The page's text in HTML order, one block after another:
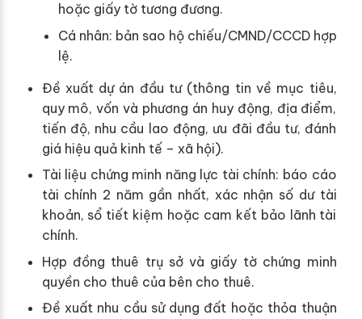
hoặc giấy tờ tương đương.
Cá nhân: bản sao hộ chiếu/CMND/CCCD hợp
lệ.
Đề xuất dự án đầu tư (thông tin về mục tiêu,
quy mô, vốn và phương án huy động, địa điểm,
tiến độ, nhu cầu lao động, ưu đãi đầu tư, đánh
giá hiệu quả kinh tế – xã hội).
Tài liệu chứng minh năng lực tài chính: báo cáo
tài chính 2 năm gần nhất, xác nhận số dư tài
khoản, sổ tiết kiệm hoặc cam kết bảo lãnh tài
chính.
Hợp đồng thuê trụ sở và giấy tờ chứng minh
quyền cho thuê của bên cho thuê.
Đề xuất nhu cầu sử dụng đất hoặc thỏa thuận